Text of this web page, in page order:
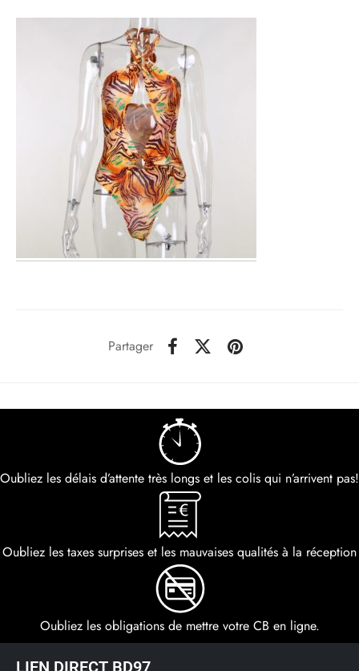
Partager
Oubliez les délais d’attente très longs et les colis qui n’arrivent pas!
Oubliez les taxes surprises et les mauvaises qualités à la réception
Oubliez les obligations de mettre votre CB en ligne.
LIEN DIRECT BD97